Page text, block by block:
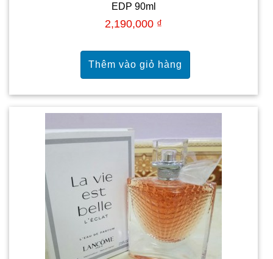
EDP 90ml
2,190,000 ₫